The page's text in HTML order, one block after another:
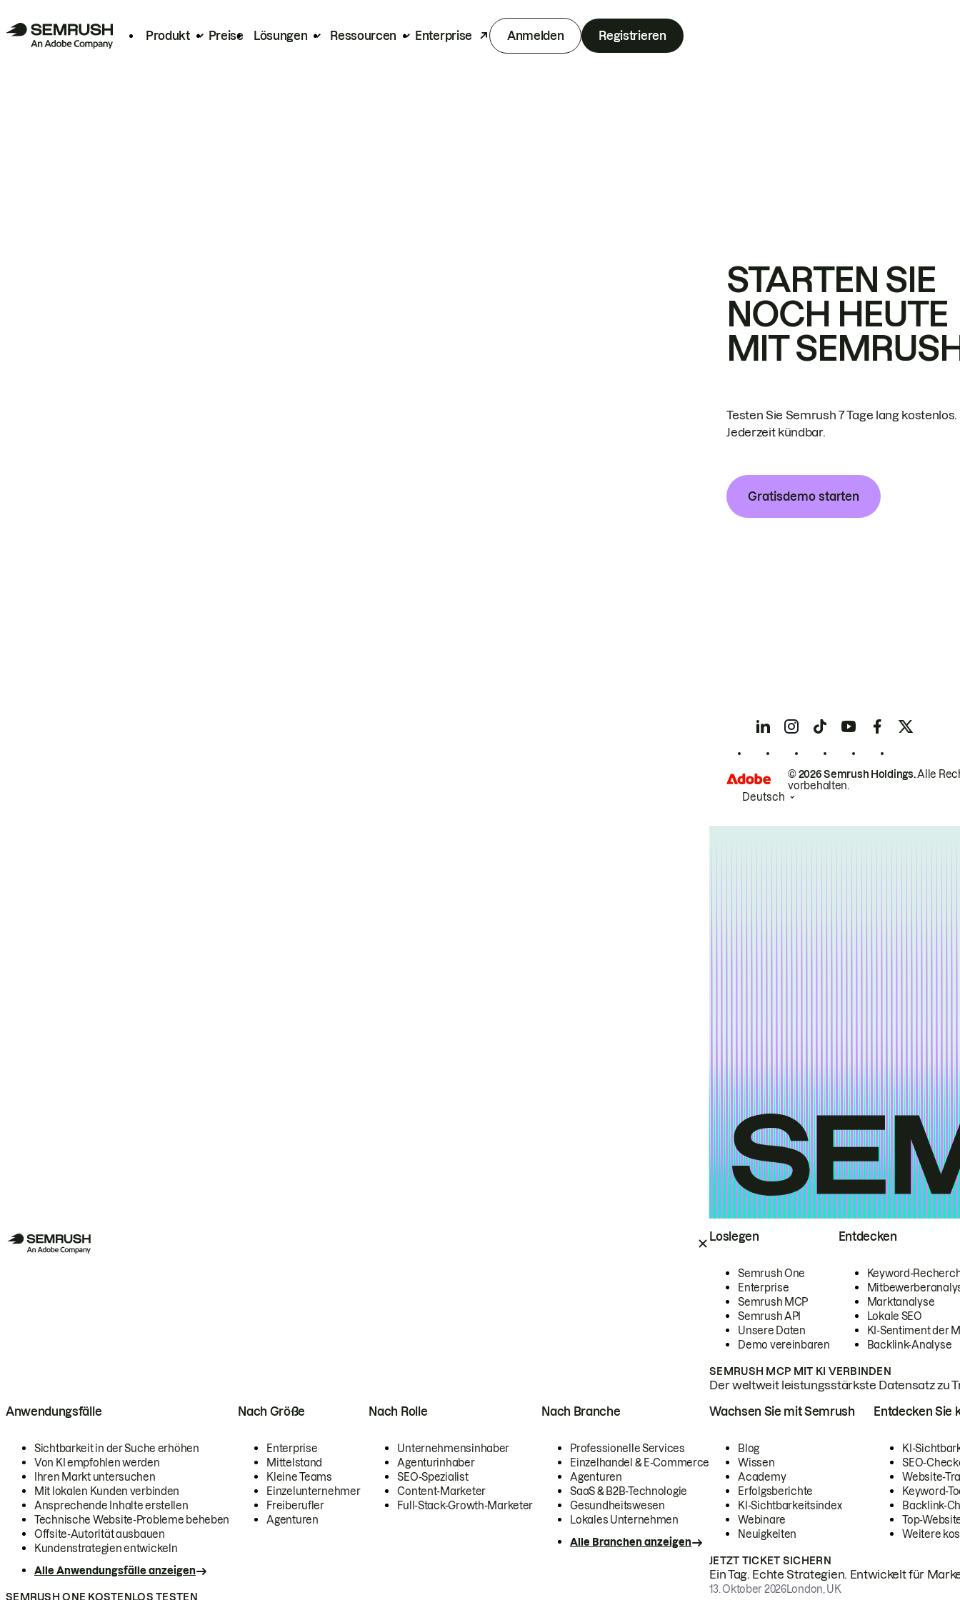
Produkt Preise Lösungen Ressourcen Enterprise Anmelden Registrieren
Loslegen
Semrush One
Enterprise
Semrush MCP
Semrush API
Unsere Daten
Demo vereinbaren
Entdecken
Keyword-
Marktanalyse
Lokale SEO
KI-Sentiment der
Backlink-Analyse
SEMRUSH MCP MIT KI VERBINDEN
Der weltweit leistungsstärkste Datensatz zu
Anwendungsfälle
Sichtbarkeit in der Suche erhöhen
Von KI empfohlen werden
Ihren Markt untersuchen
Mit lokalen Kunden verbinden
Ansprechende Inhalte erstellen
Technische Website-Probleme beheben
Offsite-Autorität ausbauen
Kundenstrategien entwickeln
Alle Anwendungsfälle anzeigen
Nach Größe
Enterprise
Mittelstand
Kleine Teams
Einzelunternehmer
Freiberufler
Agenturen
Nach Rolle
Unternehmensinhaber
Agenturinhaber
SEO-Spezialist
Content-Marketer
Full-Stack-Growth-Marketer
Nach Branche
Professionelle Services
Einzelhandel & E-Commerce
Agenturen
SaaS & B2B-Technologie
Gesundheitswesen
Lokales Unternehmen
Alle Branchen anzeigen
SEMRUSH ONE KOSTENLOS TESTEN
Wachsen Sie mit Semrush
Blog
Wissen
Academy
Erfolgsberichte
KI-Sichtbarkeitsindex
Webinare
Neuigkeiten
Entdecken Sie
KI-
SEO-
Website-
Keyword-
Backlink-
Top-
Weitere
JETZT TICKET SICHERN
Ein Tag. Echte Strategien. Entwickelt für
13. Oktober 2026London, UK
STARTEN SIE
NOCH HEUTE
MIT
Testen Sie Semrush 7 Tage lang kostenlos.
Jederzeit kündbar.
Gratisdemo starten
© 2026 Semrush Holdings.Alle
vorbehalten.
Deutsch